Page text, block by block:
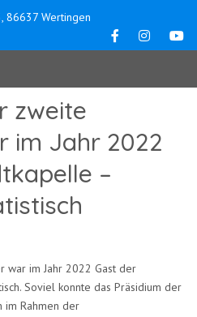
86637 Wertingen
zweite
im Jahr 2022
–
war im Jahr 2022 Gast der
Soviel konnte das Präsidium der
Rahmen der